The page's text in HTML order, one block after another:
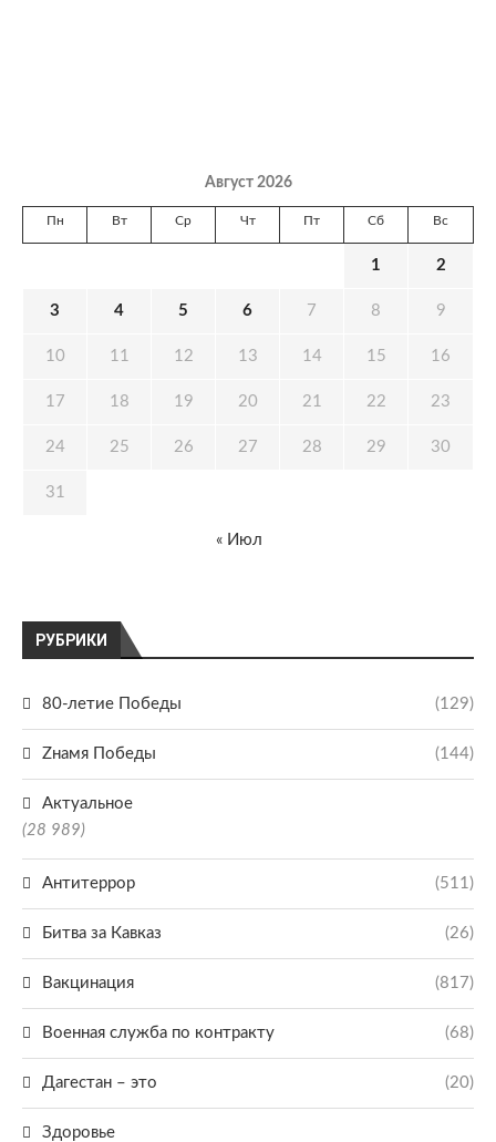
РУБРИКИ
80-летие Победы (129)
Zнамя Победы (144)
Актуальное
(28 989)
Антитеррор (511)
Битва за Кавказ (26)
Вакцинация (817)
Военная служба по контракту (68)
Дагестан – это (20)
Здоровье
Август 2026
Пн Вт Ср Чт Пт Сб Вс
1 2
3 4 5 6 7 8 9
10 11 12 13 14 15 16
17 18 19 20 21 22 23
24 25 26 27 28 29 30
31
« Июл